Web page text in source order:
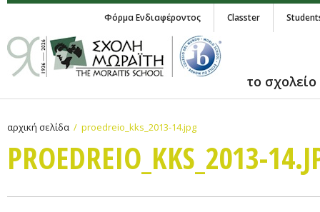
Φόρμα Ενδιαφέροντος Classter
το σχολείο
αρχική σελίδα proedreio_kks_2013-14.jpg
PROEDREIO_KKS_2013-